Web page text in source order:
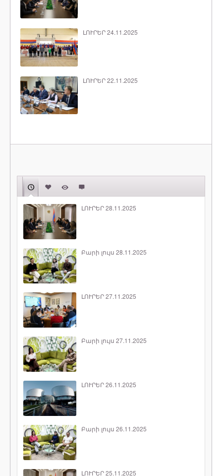
ԼՈՒՐԵՐ 24.11.2025
ԼՈՒՐԵՐ 22.11.2025
ԼՈՒՐԵՐ 28.11.2025
Բարի լույս 28.11.2025
ԼՈՒՐԵՐ 27.11.2025
Բարի լույս 27.11.2025
ԼՈՒՐԵՐ 26.11.2025
Բարի լույս 26.11.2025
ԼՈՒՐԵՐ 25.11.2025